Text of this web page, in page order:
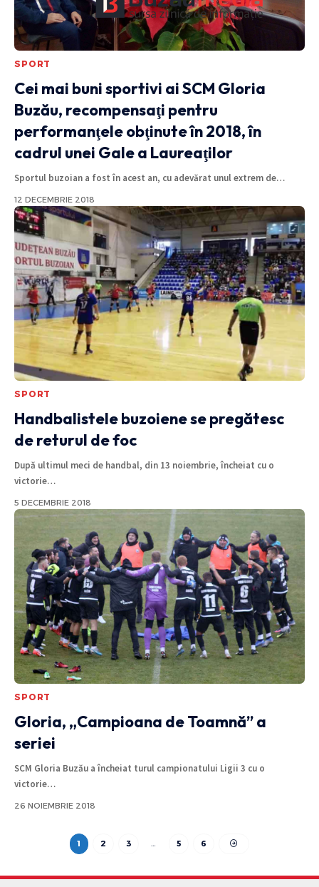
SPORT
Cei mai buni sportivi ai SCM Gloria
Buzău, recompensaţi pentru
performanţele obţinute în 2018, în
cadrul unei Gale a Laureaţilor
Sportul buzoian a fost în acest an, cu adevărat unul extrem de…
12 DECEMBRIE 2018
SPORT
Handbalistele buzoiene se pregătesc
de returul de foc
După ultimul meci de handbal, din 13 noiembrie, încheiat cu o
victorie…
5 DECEMBRIE 2018
SPORT
Gloria, „Campioana de Toamnă” a
seriei
SCM Gloria Buzău a încheiat turul campionatului Ligii 3 cu o
victorie…
26 NOIEMBRIE 2018
1 2 3 … 5 6